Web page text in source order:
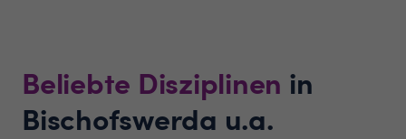
Beliebte Disziplinen in
Bischofswerda u.a.